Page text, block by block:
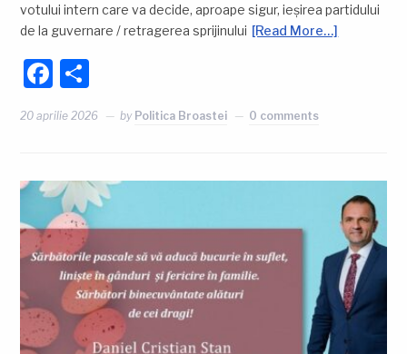
votului intern care va decide, aproape sigur, ieșirea partidului
de la guvernare / retragerea sprijinului [Read More…]
Facebook
20 aprilie 2026 by Politica Broastei 0 comments